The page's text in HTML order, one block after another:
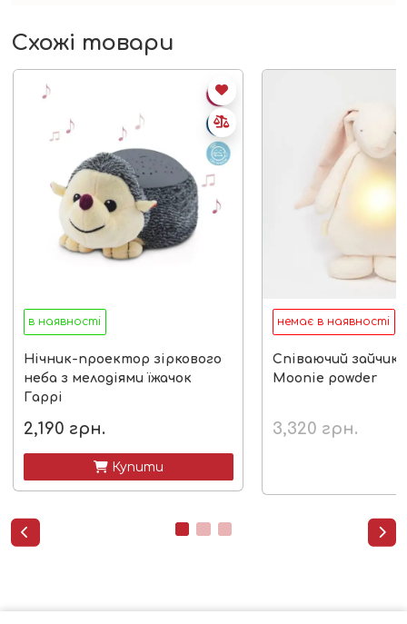
Схожі товари
в наявності
Нічник-проектор зіркового
неба з мелодіями їжачок
Гаррі
2,190 грн.
 Купити
немає в наявності
Співаючий зайчик
Moonie powder
3,320 грн.
 